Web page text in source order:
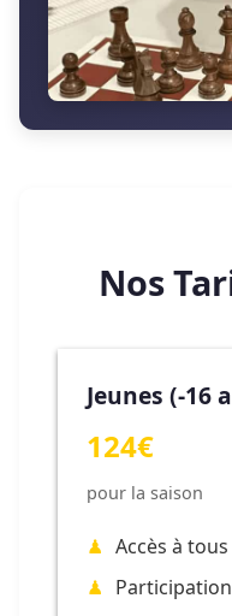
Nos
Jeunes (-16
124€
pour la saison
Accès à